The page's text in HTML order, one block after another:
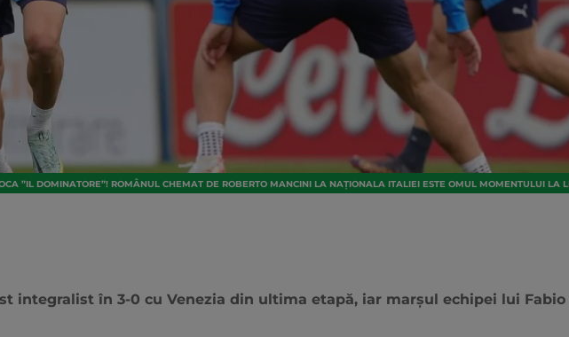
”IL DOMINATORE”! ROMÂNUL CHEMAT DE ROBERTO MANCINI LA NAȚIONALA ITALIEI ESTE OMUL MOMENTULUI LA
integralist în 3-0 cu Venezia din ultima etapă, iar marșul echipei lui Fabio